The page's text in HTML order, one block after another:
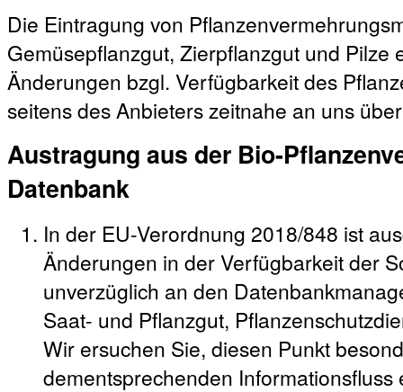
Die Eintragung von
Gemüsepflanzgut, Zierpflanzgut und Pilze
Änderungen bzgl. Verfügbarkeit des
seitens des Anbieters zeitnahe an uns
Austragung aus der Bio-
Datenbank
In der EU-Verordnung 2018/848 ist
Änderungen in der Verfügbarkeit der
unverzüglich an den
Saat- und Pflanzgut,
Wir ersuchen Sie, diesen Punkt
dementsprechenden